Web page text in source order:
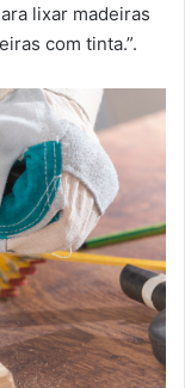
lixar madeiras
com tinta.”.